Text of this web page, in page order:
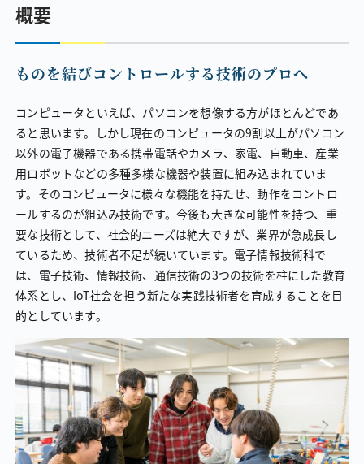
概要
ものを結びコントロールする技術のプロへ
コンピュータといえば、パソコンを想像する方がほとんどであ
ると思います。しかし現在のコンピュータの9割以上がパソコン
以外の電子機器である携帯電話やカメラ、家電、自動車、産業
用ロボットなどの多種多様な機器や装置に組み込まれていま
す。そのコンピュータに様々な機能を持たせ、動作をコントロ
ールするのが組込み技術です。今後も大きな可能性を持つ、重
要な技術として、社会的ニーズは絶大ですが、業界が急成長し
ているため、技術者不足が続いています。電子情報技術科で
は、電子技術、情報技術、通信技術の3つの技術を柱にした教育
体系とし、IoT社会を担う新たな実践技術者を育成することを目
的としています。